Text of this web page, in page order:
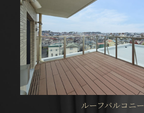
ルーフバルコニー